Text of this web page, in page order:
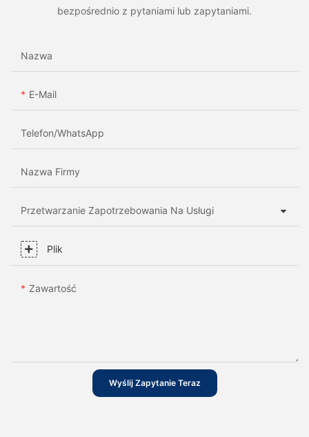
bezpośrednio z pytaniami lub zapytaniami.
Nazwa
E-Mail
Telefon/WhatsApp
Nazwa Firmy
Przetwarzanie Zapotrzebowania Na Usługi
Plik
Zawartość
Wyślij Zapytanie Teraz